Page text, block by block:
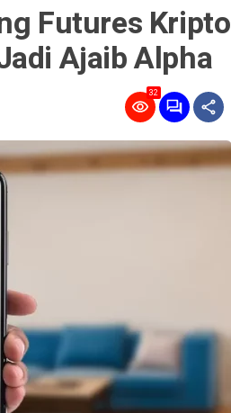
Futures Kripto
Ajaib Alpha
32